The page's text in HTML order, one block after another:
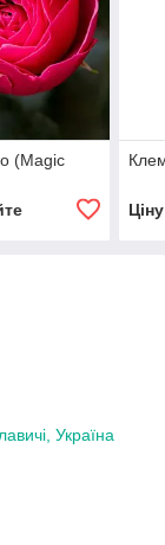
(Magic
Україна